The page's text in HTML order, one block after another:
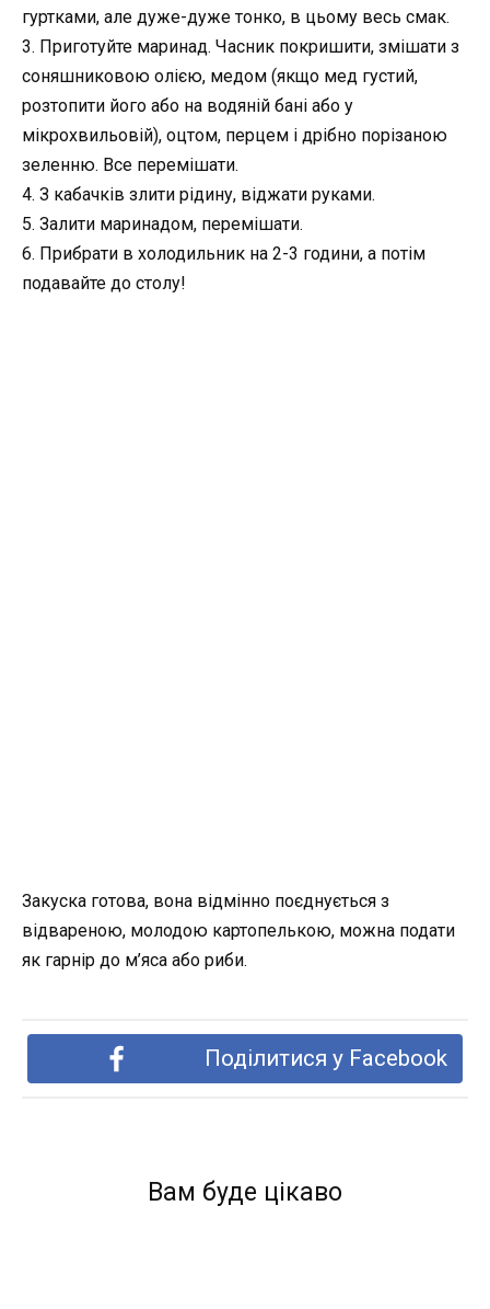
гуртками, але дуже-дуже тонко, в цьому весь смак.
3. Приготуйте маринад. Часник покришити, змішати з
соняшниковою олією, медом (якщо мед густий,
розтопити його або на водяній бані або у
мікрохвильовій), оцтом, перцем і дрібно порізаною
зеленню. Все перемішати.
4. З кабачків злити рідину, віджати руками.
5. Залити маринадом, перемішати.
6. Прибрати в холодильник на 2-3 години, а потім
подавайте до столу!
Закуска готова, вона відмінно поєднується з
відвареною, молодою картопелькою, можна подати
як гарнір до м’яса або риби.
Поділитися у Facebook
Вам буде цікаво